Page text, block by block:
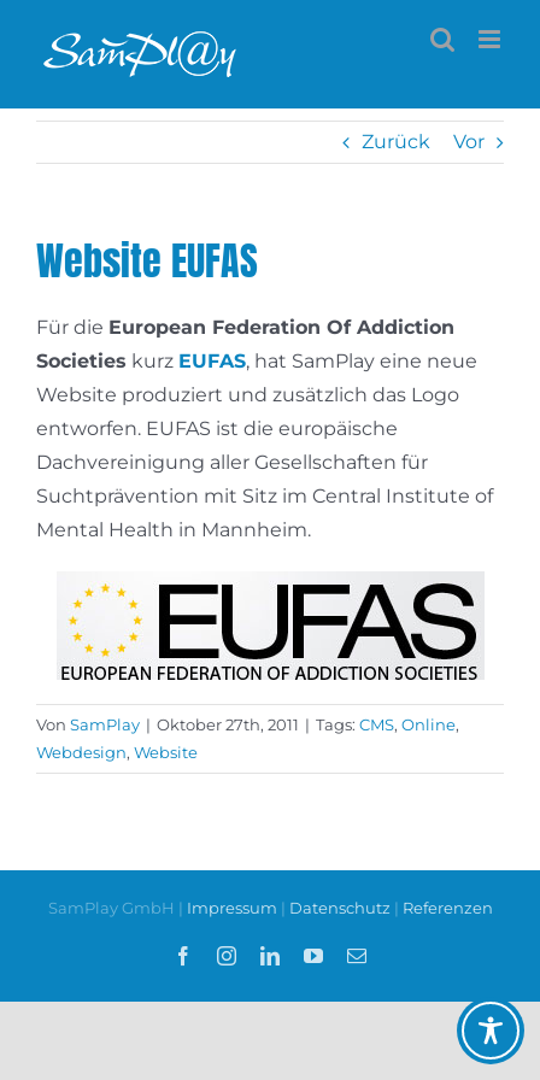
Inhalt
Zurück Vor
Website EUFAS
Für die European Federation Of Addiction
Societies kurz EUFAS, hat SamPlay eine neue
Website produziert und zusätzlich das Logo
entworfen. EUFAS ist die europäische
Dachvereinigung aller Gesellschaften für
Suchtprävention mit Sitz im Central Institute of
Mental Health in Mannheim.
Von SamPlay | Oktober 27th, 2011 | Tags: CMS, Online,
Webdesign, Website
SamPlay GmbH | Impressum | Datenschutz | Referenzen
FacebookInstagramLinkedInYouTube
E-